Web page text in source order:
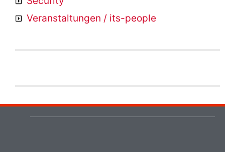
Veranstaltungen / its-people